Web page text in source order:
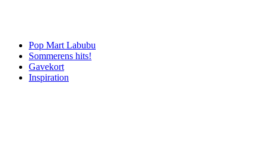
Pop Mart Labubu
Sommerens hits!
Gavekort
Inspiration